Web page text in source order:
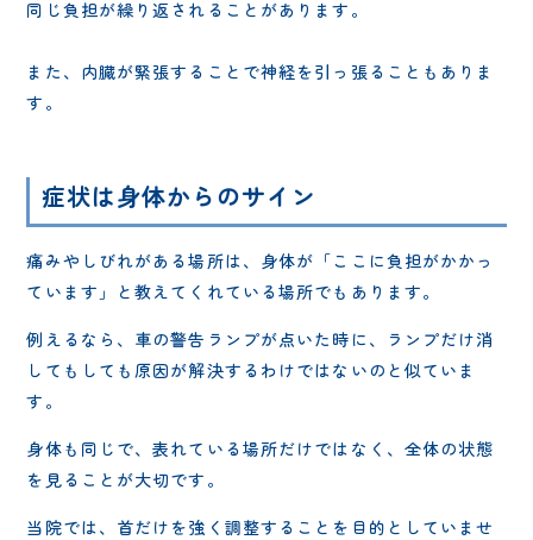
同じ負担が繰り返されることがあります。
また、内臓が緊張することで神経を引っ張ることもありま
す。
症状は身体からのサイン
痛みやしびれがある場所は、身体が「ここに負担がかかっ
ています」と教えてくれている場所でもあります。
例えるなら、車の警告ランプが点いた時に、ランプだけ消
してもしても原因が解決するわけではないのと似ていま
す。
身体も同じで、表れている場所だけではなく、全体の状態
を見ることが大切です。
当院では、首だけを強く調整することを目的としていませ